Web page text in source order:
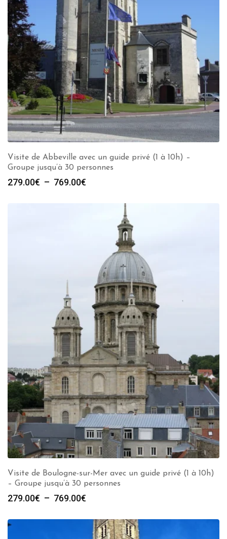
Visite de Abbeville avec un guide privé (1 à 10h) –
Groupe jusqu’à 30 personnes
279.00€ – 769.00€
769.00€
Visite de Boulogne-sur-Mer avec un guide privé (1 à 10h)
– Groupe jusqu’à 30 personnes
279.00€ – 769.00€
prix :
279.00€